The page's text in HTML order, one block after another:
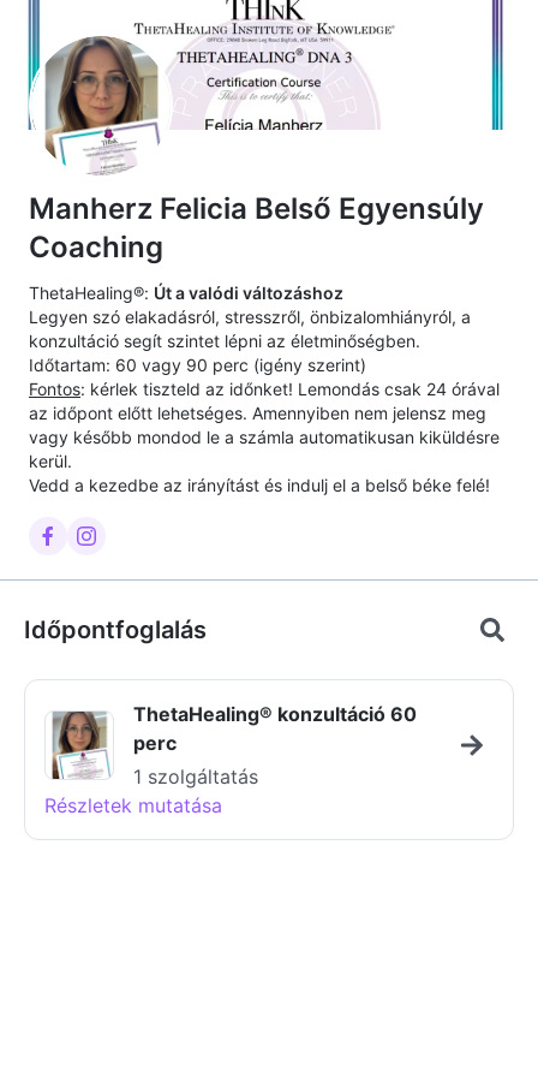
Manherz Felicia Belső Egyensúly
Coaching
ThetaHealing®️: Út a valódi változáshoz
Legyen szó elakadásról, stresszről, önbizalomhiányról, a
konzultáció segít szintet lépni az életminőségben.
Időtartam: 60 vagy 90 perc (igény szerint)
Fontos: kérlek tiszteld az időnket! Lemondás csak 24 órával
az időpont előtt lehetséges. Amennyiben nem jelensz meg
vagy később mondod le a számla automatikusan kiküldésre
kerül.
Vedd a kezedbe az irányítást és indulj el a belső béke felé!
Időpontfoglalás
ThetaHealing®️ konzultáció 60
perc
1 szolgáltatás
Részletek mutatása